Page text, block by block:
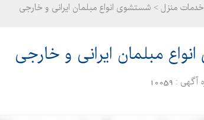
خدمات منزل > شستشوی انواع مبلمان ایرانی و خارجی
مبلمان ایرانی و خارجی
آگهی : 10059